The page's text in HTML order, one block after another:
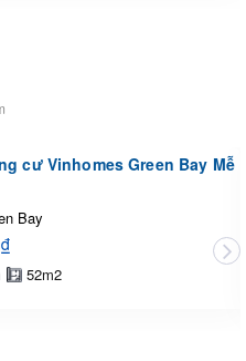
cư Vinhomes Green Bay Mễ
Bay
52m2